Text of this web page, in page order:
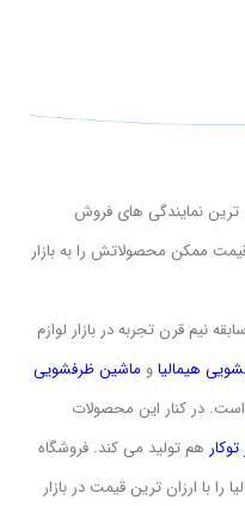
ترین نمایندگی های فروش
ممکن محصولاتش را به بازار
نیم قرن تجربه در بازار لوازم
هیمالیاو ماشین ظرفشویی
در کنار این محصولات
توکار هم تولید می کند. فروشگاه
را با ارزان ترین قیمت در بازار